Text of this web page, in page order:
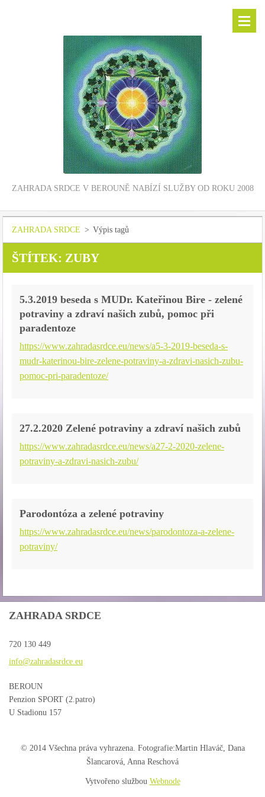
ZAHRADA SRDCE V BEROUNĚ NABÍZÍ SLUŽBY OD ROKU 2008
ZAHRADA SRDCE > Výpis tagů
ŠTÍTEK: ZUBY
5.3.2019 beseda s MUDr. Kateřinou Bire - zelené
potraviny a zdraví našich zubů, pomoc při
paradentoze
https://www.zahradasrdce.eu/news/a5-3-2019-beseda-s-
mudr-katerinou-bire-zelene-potraviny-a-zdravi-nasich-zubu-
pomoc-pri-paradentoze/
27.2.2020 Zelené potraviny a zdraví našich zubů
https://www.zahradasrdce.eu/news/a27-2-2020-zelene-
potraviny-a-zdravi-nasich-zubu/
Parodontóza a zelené potraviny
https://www.zahradasrdce.eu/news/parodontoza-a-zelene-
potraviny/
ZAHRADA SRDCE
720 130 449
info@zahradasrdce.eu
BEROUN
Penzion SPORT (2.patro)
U Stadionu 157
© 2014 Všechna práva vyhrazena. Fotografie:Martin Hlaváč, Dana
Šlancarová, Anna Reschová
Vytvořeno službou Webnode